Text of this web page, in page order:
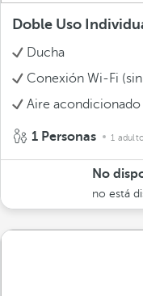
Doble Uso
Ducha
Conexión Wi-Fi
Aire acondicionado
1 Personas 1
No
no está